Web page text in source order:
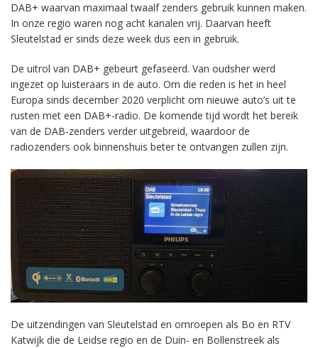
DAB+ waarvan maximaal twaalf zenders gebruik kunnen maken.
In onze regio waren nog acht kanalen vrij. Daarvan heeft
Sleutelstad er sinds deze week dus een in gebruik.
De uitrol van DAB+ gebeurt gefaseerd. Van oudsher werd
ingezet op luisteraars in de auto. Om die reden is het in heel
Europa sinds december 2020 verplicht om nieuwe auto’s uit te
rusten met een DAB+-radio. De komende tijd wordt het bereik
van de DAB-zenders verder uitgebreid, waardoor de
radiozenders ook binnenshuis beter te ontvangen zullen zijn.
De uitzendingen van Sleutelstad en omroepen als Bo en RTV
Katwijk die de Leidse regio en de Duin- en Bollenstreek als